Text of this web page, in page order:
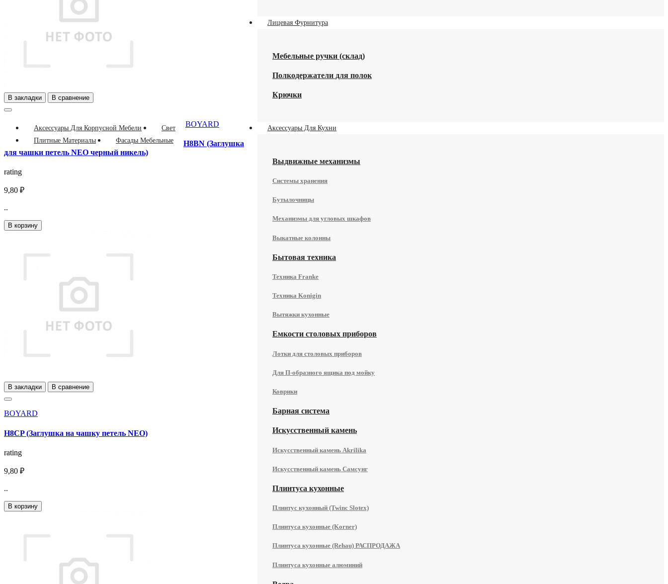
Лицевая Фурнитура
Мебельные ручки (склад)
Полкодержатели для полок
Крючки
Аксессуары Для Кухни
Выдвижные механизмы
Системы хранения
Бутылочницы
Механизмы для угловых шкафов
Выкатные колонны
Бытовая техника
Техника Franke
Техника Konigin
Вытяжки кухонные
Емкости столовых приборов
Лотки для столовых приборов
Для П-образного ящика под мойку
Коврики
Барная система
Искусственный камень
Искусственный камень Akrilika
Искусственный камень Самсунг
Плинтуса кухонные
Плинтус кухонный (Twinc Slotex)
Плинтуса кухонные (Korner)
Плинтуса кухонные (Rehau) РАСПРОДАЖА
Плинтуса кухонные алюминий
Аксессуары Для Корпусной Мебели
Свет
Плитные Материалы
Фасады Мебельные
В закладки В сравнение
BOYARD
H8BN (Заглушка
для чашки петель NEO черный никель)
rating
9,80 ₽
..
В корзину
В закладки В сравнение
BOYARD
H8CP (Заглушка на чашку петель NEO)
rating
9,80 ₽
..
В корзину